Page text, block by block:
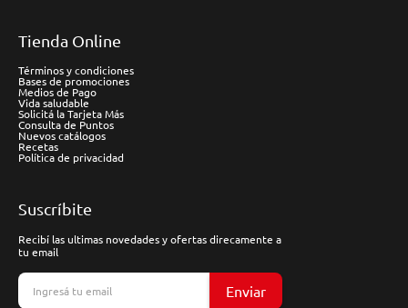
Tienda Online
Términos y condiciones
Bases de promociones
Medios de Pago
Vida saludable
Solicitá la Tarjeta Más
Consulta de Puntos
Nuevos catálogos
Recetas
Política de privacidad
Suscríbite
Recibí las ultimas novedades y ofertas direcamente a
tu email
Enviar